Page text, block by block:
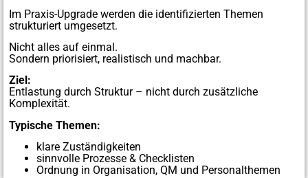
Im Praxis-Upgrade werden die identifizierten Themen
strukturiert umgesetzt.
Nicht alles auf einmal.
Sondern priorisiert, realistisch und machbar.
Ziel:
Entlastung durch Struktur – nicht durch zusätzliche
Komplexität.
Typische Themen:
klare Zuständigkeiten
sinnvolle Prozesse & Checklisten
Ordnung in Organisation, QM und Personalthemen